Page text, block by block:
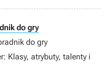
do gry
do gry
Klasy, atrybuty, talenty i